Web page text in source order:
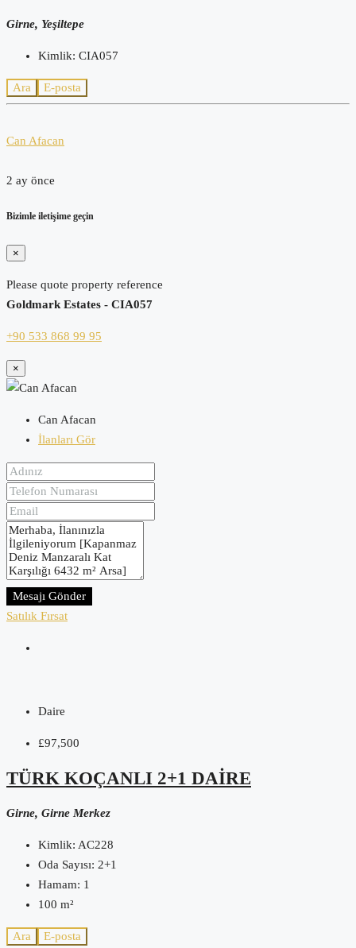
Girne, Yeşiltepe
Kimlik: CIA057
Ara E-posta
Can Afacan
2 ay önce
Bizimle iletişime geçin
×
Please quote property reference
Goldmark Estates - CIA057
+90 533 868 99 95
×
Can Afacan
İlanları Gör
Mesajı Gönder
Satılık Fırsat
Daire
£97,500
TÜRK KOÇANLI 2+1 DAIRE
Girne, Girne Merkez
Kimlik: AC228
Oda Sayısı: 2+1
Hamam: 1
100 m²
Ara E-posta